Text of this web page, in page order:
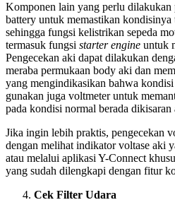
Komponen lain yang perlu dilakukan
battery untuk memastikan kondisinya
sehingga fungsi kelistrikan sepeda
termasuk fungsi starter engine untuk
Pengecekan aki dapat dilakukan
meraba permukaan body aki dan
yang mengindikasikan bahwa
gunakan juga voltmeter untuk
pada kondisi normal berada
Jika ingin lebih praktis, pengecekan
dengan melihat indikator voltase aki
atau melalui aplikasi Y-Connect
yang sudah dilengkapi dengan fitur
Cek Filter Udara